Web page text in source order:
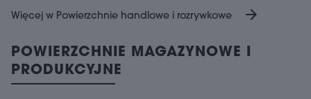
Więcej w Powierzchnie handlowe i rozrywkowe arrow_forward
POWIERZCHNIE MAGAZYNOWE I
PRODUKCYJNE